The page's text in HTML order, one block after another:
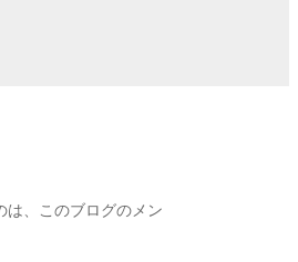
は、このブログのメン